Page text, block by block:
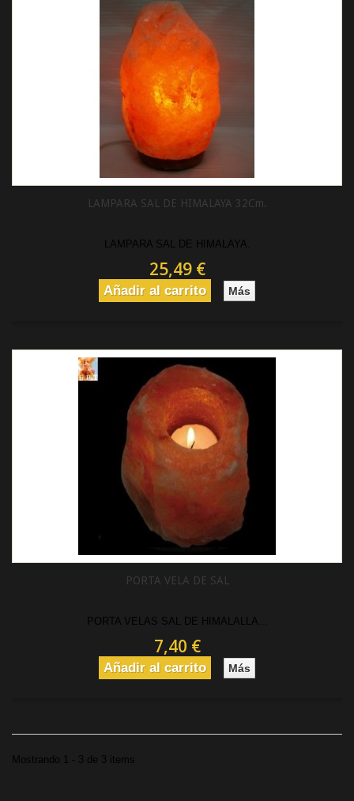
LAMPARA SAL DE HIMALAYA 32Cm.
LAMPARA SAL DE HIMALAYA.
25,49 €
Añadir al carrito Más
PORTA VELA DE SAL
PORTA VELAS SAL DE HIMALALLA...
7,40 €
Añadir al carrito Más
Mostrando 1 - 3 de 3 items